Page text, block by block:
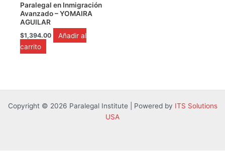
Paralegal en Inmigración
Avanzado – YOMAIRA
AGUILAR
$1,394.00
Añadir al
carrito
Copyright © 2026 Paralegal Institute | Powered by ITS Solutions
USA